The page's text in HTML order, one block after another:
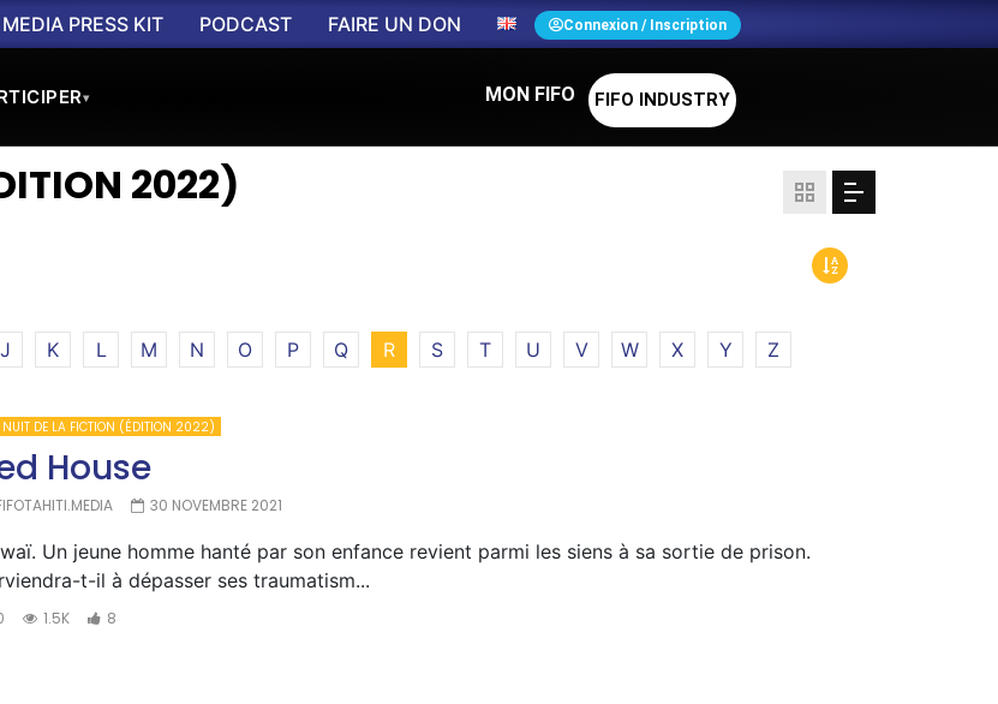
MEDIA PRESS KIT PODCAST FAIRE UN DON Connexion / Inscription
▾ MON FIFO FIFO INDUSTRY
2022)
J K L M N O P Q R S T U V W X Y Z
NUIT DE LA FICTION (ÉDITION 2022)
House
30 NOVEMBRE 2021
Un jeune homme hanté par son enfance revient parmi les siens à sa sortie de prison.
t-il à dépasser ses traumatism...
1.5K 8